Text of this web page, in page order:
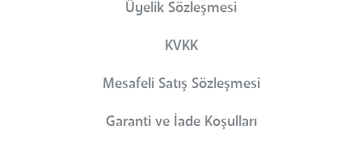
Üyelik Sözleşmesi
KVKK
Mesafeli Satış Sözleşmesi
Garanti ve İade Koşulları